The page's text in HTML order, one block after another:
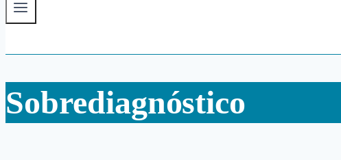
Sobrediagnóstico